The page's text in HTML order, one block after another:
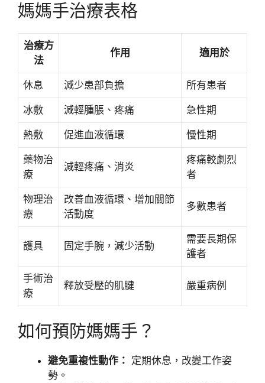
媽媽手治療表格
治療方
法
作用 適用於
休息 減少患部負擔 所有患者
冰敷 減輕腫脹、疼痛 急性期
熱敷 促進血液循環 慢性期
藥物治
療
減輕疼痛、消炎
疼痛較劇烈
者
物理治
療
改善血液循環、增加關節
活動度
多數患者
護具 固定手腕，減少活動
需要長期保
護者
手術治
療
釋放受壓的肌腱 嚴重病例
如何預防媽媽手？
避免重複性動作： 定期休息，改變工作姿
勢。